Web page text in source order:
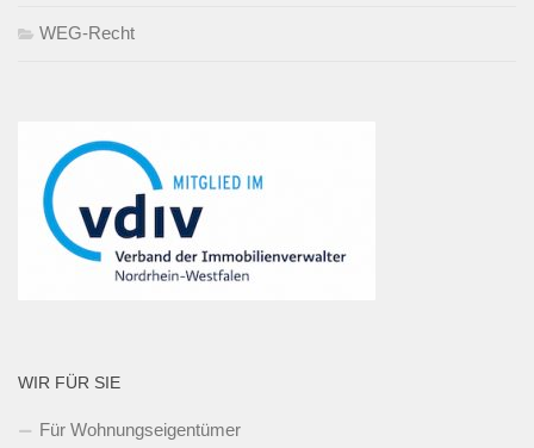
WEG-Recht
WIR FÜR SIE
Für Wohnungseigentümer